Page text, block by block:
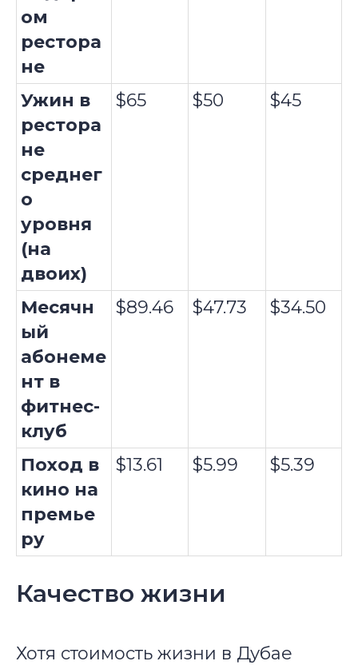
ом
рестора
не
Ужин в
рестора
не
среднег
о
уровня
(на
двоих)
$65 $50 $45
Месячн
ый
абонеме
нт в
фитнес-
клуб
$89.46 $47.73 $34.50
Поход в
кино на
премье
ру
$13.61 $5.99 $5.39
Качество жизни
Хотя стоимость жизни в Дубае